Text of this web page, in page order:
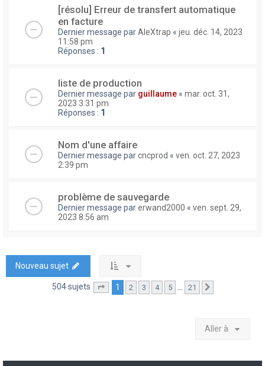
[résolu] Erreur de transfert automatique
en facture
Dernier message parAleXtrap « jeu. déc. 14, 2023
11:58 pm
Réponses : 1
liste de production
Dernier message par guillaume « mar. oct. 31,
2023 3:31 pm
Réponses : 1
Nom d'une affaire
Dernier message parcncprod « ven. oct. 27, 2023
2:39 pm
problème de sauvegarde
Dernier message parerwand2000 « ven. sept. 29,
2023 8:56 am
Nouveau sujet
504 sujets Page sur21
1 2 3 4 5 … 21
Aller à